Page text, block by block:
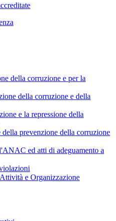
della corruzione e per la
della corruzione e della
e la repressione della
prevenzione della corruzione
ed atti di adeguamento a
e Organizzazione